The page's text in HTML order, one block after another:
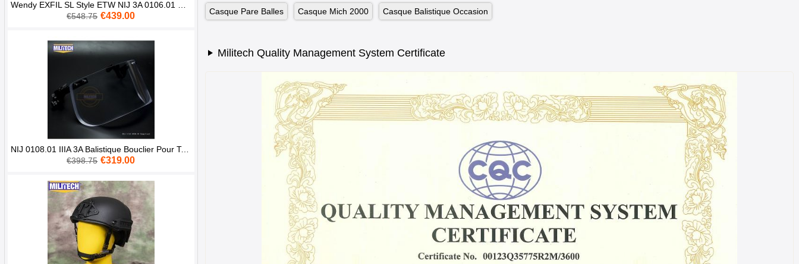
€548.75 €439.00
NIJ 0108.01 IIIA 3A Balistique Bouclier Pour Tactique Casque Visière
€398.75 €319.00
Casque Pare Balles Casque Mich 2000 Casque Balistique Occasion
Militech Quality Management System Certificate